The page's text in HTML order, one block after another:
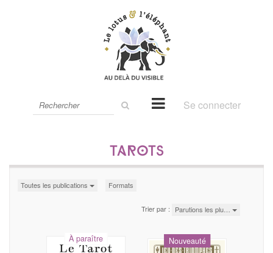
le
Se connecter
Tarots
Toutes les publications Formats
Trier par : Parutions les plu…
À paraître Nouveauté